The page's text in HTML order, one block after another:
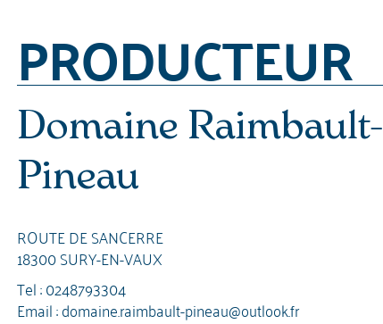
PRODUCTEUR
Domaine Raimbault-
Pineau
ROUTE DE SANCERRE
18300 SURY-EN-VAUX
Tel :0248793304
Email :domaine.raimbault-pineau@outlook.fr